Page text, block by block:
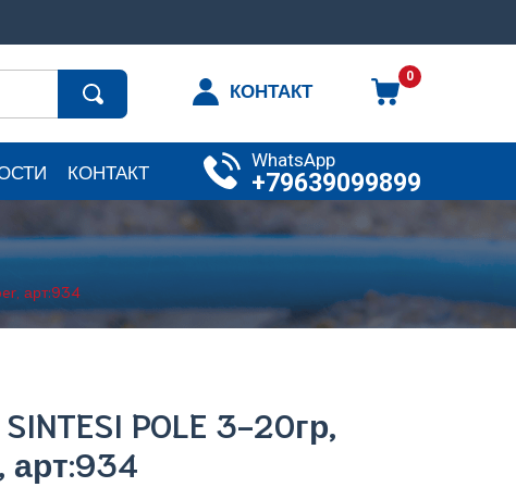
0
КОНТАКТ
КОНТАКТ WhatsApp
+79639099899
арт:934
POLE 3-20гр,
арт:934